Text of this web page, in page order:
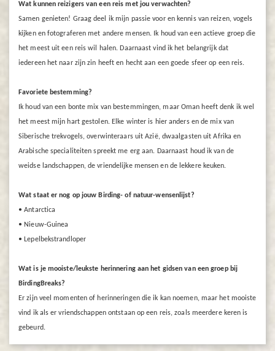
Wat kunnen reizigers van een reis met jou verwachten?
Samen genieten! Graag deel ik mijn passie voor en kennis van reizen, vogels
kijken en fotograferen met andere mensen. Ik houd van een actieve groep die
het meest uit een reis wil halen. Daarnaast vind ik het belangrijk dat
iedereen het naar zijn zin heeft en hecht aan een goede sfeer op een reis.
Favoriete bestemming?
Ik houd van een bonte mix van bestemmingen, maar Oman heeft denk ik wel
het meest mijn hart gestolen. Elke winter is hier anders en de mix van
Siberische trekvogels, overwinteraars uit Azië, dwaalgasten uit Afrika en
Arabische specialiteiten spreekt me erg aan. Daarnaast houd ik van de
weidse landschappen, de vriendelijke mensen en de lekkere keuken.
Wat staat er nog op jouw Birding- of natuur-wensenlijst?
• Antarctica
• Nieuw-Guinea
• Lepelbekstrandloper
Wat is je mooiste/leukste herinnering aan het gidsen van een groep bij
BirdingBreaks?
Er zijn veel momenten of herinneringen die ik kan noemen, maar het mooiste
vind ik als er vriendschappen ontstaan op een reis, zoals meerdere keren is
gebeurd.